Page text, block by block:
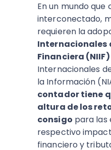
En un mundo que
interconectado,
requieren la
Internacionales
Financiera (NIIF)
Internacionales
la Información
contador tiene
altura de los
consigo para las
respectivo
financiero y